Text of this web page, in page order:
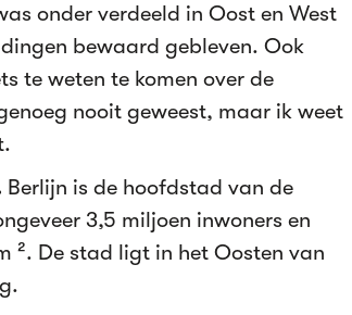
onder verdeeld in Oost en West
bewaard gebleven. Ook
te weten te komen over de
nooit geweest, maar ik weet
Berlijn is de hoofdstad van de
3,5 miljoen inwoners en
². De stad ligt in het Oosten van